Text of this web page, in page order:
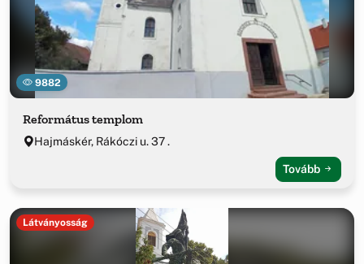
9882
Református templom
Hajmáskér, Rákóczi u. 37 .
Tovább
Látványosság